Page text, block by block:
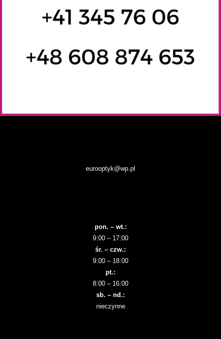
eurooptyk@wp.pl
pon. – wt.:
9:00 – 17:00
śr. – czw.:
9:00 – 18:00
pt.:
8:00 – 16:00
sb. – nd.:
nieczynne